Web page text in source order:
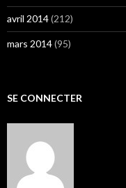
avril 2014(212)
mars 2014(95)
SE CONNECTER